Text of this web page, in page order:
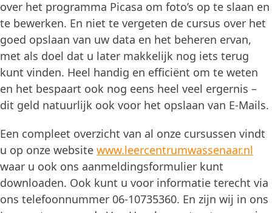
over het programma Picasa om foto’s op te slaan en
te bewerken. En niet te vergeten de cursus over het
goed opslaan van uw data en het beheren ervan,
met als doel dat u later makkelijk nog iets terug
kunt vinden. Heel handig en efficiënt om te weten
en het bespaart ook nog eens heel veel ergernis –
dit geld natuurlijk ook voor het opslaan van E-Mails.
Een compleet overzicht van al onze cursussen vindt
u op onze website www.leercentrumwassenaar.nl
waar u ook ons aanmeldingsformulier kunt
downloaden. Ook kunt u voor informatie terecht via
ons telefoonnummer 06-10735360. En zijn wij in ons